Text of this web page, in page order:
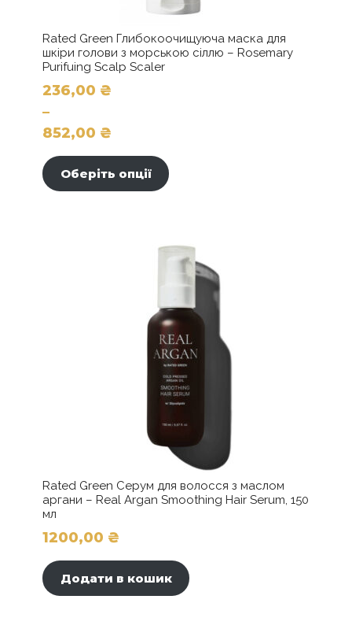
Rated Green Глибокоочищуюча маска для
шкіри голови з морською сіллю – Rosemary
Purifuing Scalp Scaler
236,00 ₴
–
852,00 ₴
Діапазон
цін:
від
Оберіть опції
можна
вибрати
на
сторінці
товару
Rated Green Серум для волосся з маслом
аргани – Real Argan Smoothing Hair Serum, 150
мл
1200,00 ₴
Додати в кошик